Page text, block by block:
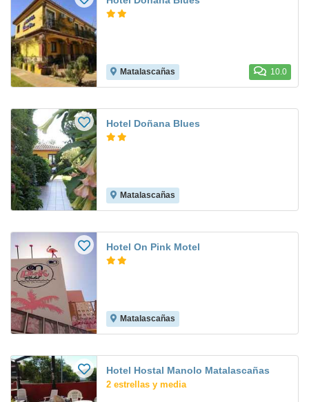
Matalascañas 10.0
Hotel Doñana Blues
Matalascañas
Hotel On Pink Motel
Matalascañas
Hotel Hostal Manolo Matalascañas
2 estrellas y media